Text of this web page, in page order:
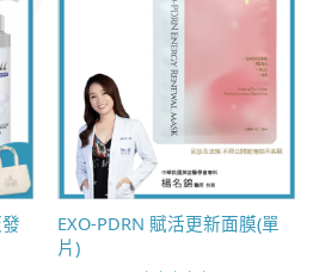
EXO-PDRN 賦活更新面膜(單
片)